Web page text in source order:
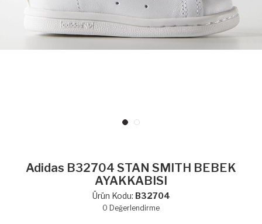
Adidas B32704 STAN SMITH BEBEK
AYAKKABISI
Ürün Kodu: B32704
0 Değerlendirme